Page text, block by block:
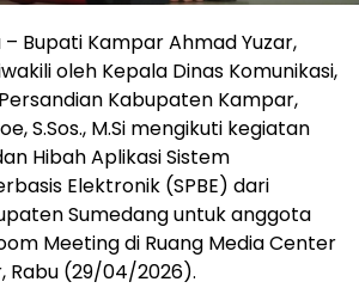
Bupati Kampar Ahmad Yuzar,
oleh Kepala Dinas Komunikasi,
Kabupaten Kampar,
S.Sos., M.Si mengikuti kegiatan
Hibah Aplikasi Sistem
Elektronik (SPBE) dari
Sumedang untuk anggota
Meeting di Ruang Media Center
Rabu (29/04/2026).